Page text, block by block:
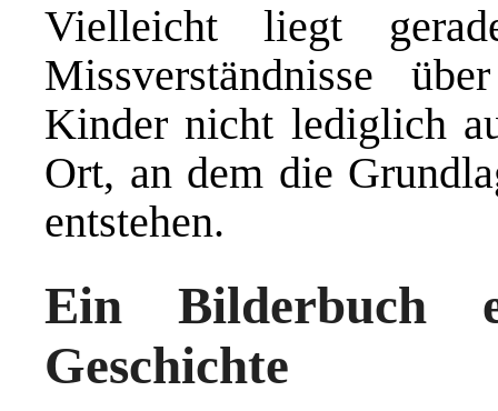
Vielleicht liegt
Missverständnisse
Kinder nicht lediglich
Ort, an dem die
entstehen.
Ein Bilderbuch
Geschichte